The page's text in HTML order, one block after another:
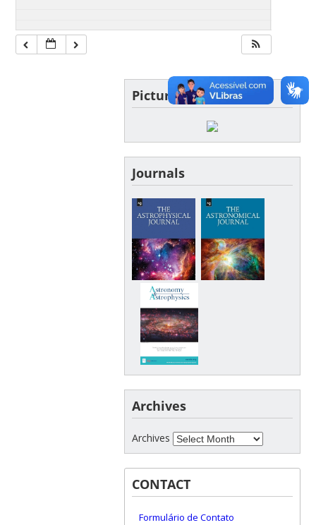
Picture of the day
Journals
Archives
Archives
CONTACT
Formulário de Contato